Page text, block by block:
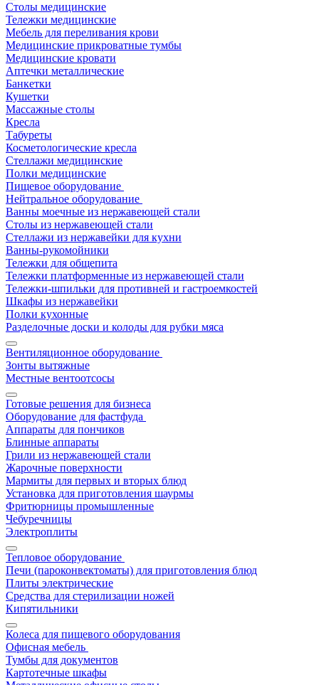
Столы медицинские
Тележки медицинские
Мебель для переливания крови
Медицинские прикроватные тумбы
Медицинские кровати
Аптечки металлические
Банкетки
Кушетки
Массажные столы
Кресла
Табуреты
Косметологические кресла
Стеллажи медицинские
Полки медицинские
Пищевое оборудование
Нейтральное оборудование
Ванны моечные из нержавеющей стали
Столы из нержавеющей стали
Стеллажи из нержавейки для кухни
Ванны-рукомойники
Тележки для общепита
Тележки платформенные из нержавеющей стали
Тележки-шпильки для противней и гастроемкостей
Шкафы из нержавейки
Полки кухонные
Разделочные доски и колоды для рубки мяса
Вентиляционное оборудование
Зонты вытяжные
Местные вентоотсосы
Готовые решения для бизнеса
Оборудование для фастфуда
Аппараты для пончиков
Блинные аппараты
Грили из нержавеющей стали
Жарочные поверхности
Мармиты для первых и вторых блюд
Установка для приготовления шаурмы
Фритюрницы промышленные
Чебуречницы
Электроплиты
Тепловое оборудование
Печи (пароконвектоматы) для приготовления блюд
Плиты электрические
Средства для стерилизации ножей
Кипятильники
Колеса для пищевого оборудования
Офисная мебель
Тумбы для документов
Картотечные шкафы